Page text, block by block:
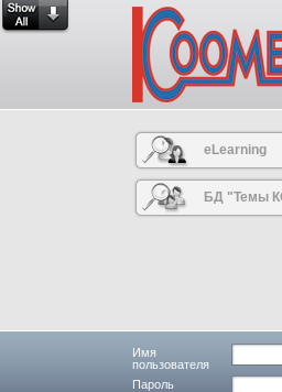
eLearning
БД "Темы
Имя
пользователя
Пароль